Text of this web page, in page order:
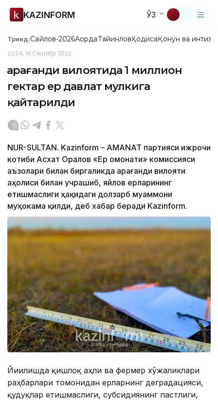
KAZINFORM ЎЗ
Тренд:Сайлов-2026АқордаТайинловҲодисаҚонун ва
22:24, 16 Сентябр 2022
Қарағанди вилоятида 1 миллион
гектар ер давлат мулкига
қайтарилди
NUR-SULTAN. Kazinform – AMANAT партияси ижрочи
котиби Асхат Оралов «Ер омонати» комиссияси
аъзолари билан биргаликда Қарағанди вилояти
аҳолиси билан учрашиб, яйлов ерларининг
етишмаслиги ҳақидаги долзарб муаммони
муҳокама қилди, деб хабар беради Kazinform.
Йиғилишда қишлоқ аҳли ва фермер хўжаликлари
раҳбарлари томонидан ерларнинг деградацияси,
қудуқлар етишмаслиги, субсидиянинг пастлиги,